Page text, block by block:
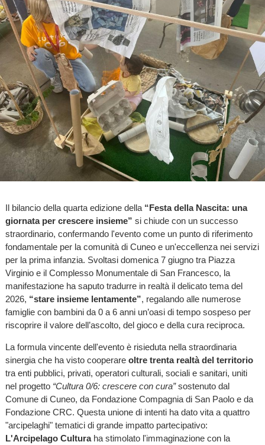
Il bilancio della quarta edizione della “Festa della Nascita: una
giornata per crescere insieme” si chiude con un successo
straordinario, confermando l'evento come un punto di riferimento
fondamentale per la comunità di Cuneo e un'eccellenza nei servizi
per la prima infanzia. Svoltasi domenica 7 giugno tra Piazza
Virginio e il Complesso Monumentale di San Francesco, la
manifestazione ha saputo tradurre in realtà il delicato tema del
2026, “stare insieme lentamente”, regalando alle numerose
famiglie con bambini da 0 a 6 anni un’oasi di tempo sospeso per
riscoprire il valore dell’ascolto, del gioco e della cura reciproca.
La formula vincente dell'evento è risieduta nella straordinaria
sinergia che ha visto cooperare oltre trenta realtà del territorio
tra enti pubblici, privati, operatori culturali, sociali e sanitari, uniti
nel progetto “Cultura 0/6: crescere con cura”sostenuto dal
Comune di Cuneo, da Fondazione Compagnia di San Paolo e da
Fondazione CRC. Questa unione di intenti ha dato vita a quattro
"arcipelaghi" tematici di grande impatto partecipativo:
L'Arcipelago Culturaha stimolato l'immaginazione con la